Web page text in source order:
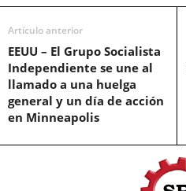
Artículo anterior
EEUU – El Grupo Socialista
Independiente se une al
llamado a una huelga
general y un día de acción
en Minneapolis